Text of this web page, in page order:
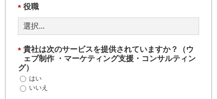
* 役職
* 貴社は次のサービスを提供されていますか？（ウ
ェブ制作 ・マーケティング支援・コンサルティン
グ）
はい
いいえ